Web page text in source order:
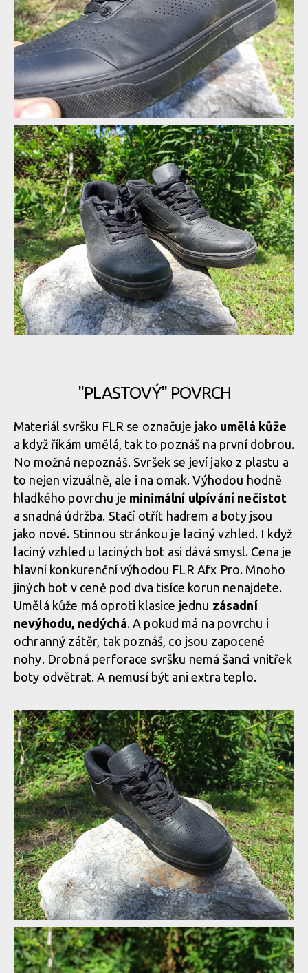
Označení výrobce je vylisováno na jazyku
Označení výrobce je vylisováno na jazyku
Označení výrobce je vylisováno na jazyku
Označení výrobce je vylisováno na jazyku
Označení výrobce je vylisováno na jazyku
O který model se jedná pak najdeme na vnější straně
O který model se jedná pak najdeme na vnější straně
O který model se jedná pak najdeme na vnější straně
O který model se jedná pak najdeme na vnější straně
O který model se jedná pak najdeme na vnější straně
O který model se jedná pak najdeme na vnější straně
Hodně civilní vzhled, to jsou FLR Afx Pro
Hodně civilní vzhled, to jsou FLR Afx Pro
Hodně civilní vzhled, to jsou FLR Afx Pro
Hodně civilní vzhled, to jsou FLR Afx Pro
Hodně civilní vzhled, to jsou FLR Afx Pro
Hodně civilní vzhled, to jsou FLR Afx Pro
"PLASTOVÝ" POVRCH
Materiál svršku FLR se označuje jako umělá kůže
a když říkám umělá, tak to poznáš na první dobrou.
No možná nepoznáš. Svršek se jeví jako z plastu a
to nejen vizuálně, ale i na omak. Výhodou hodně
hladkého povrchu je minimální ulpívání nečistot
a snadná údržba. Stačí otřít hadrem a boty jsou
jako nové. Stinnou stránkou je laciný vzhled. I když
laciný vzhled u laciných bot asi dává smysl. Cena je
hlavní konkurenční výhodou FLR Afx Pro. Mnoho
jiných bot v ceně pod dva tisíce korun nenajdete.
Umělá kůže má oproti klasice jednu zásadní
nevýhodu, nedýchá. A pokud má na povrchu i
ochranný zátěr, tak poznáš, co jsou zapocené
nohy. Drobná perforace svršku nemá šanci vnitřek
boty odvětrat. A nemusí být ani extra teplo.
FLR Afx Pro mají klasický střih bikové botky